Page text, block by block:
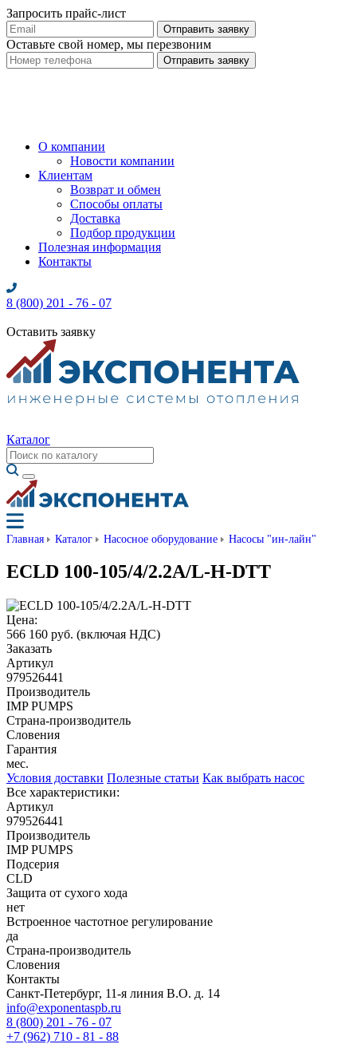
Запросить прайс-лист
Оставьте свой номер, мы перезвоним
О компании
Новости компании
Клиентам
Возврат и обмен
Способы оплаты
Доставка
Подбор продукции
Полезная информация
Контакты
8 (800) 201 - 76 - 07
Оставить заявку
Каталог
Главная Каталог Насосное оборудование Насосы "ин-лайн"
ECLD 100-105/4/2.2A/L-H-DTT
Цена:
566 160 руб. (включая НДС)
Заказать
Артикул
979526441
Производитель
IMP PUMPS
Страна-производитель
Словения
Гарантия
мес.
Условия доставки Полезные статьи Как выбрать насос
Все характеристики:
Артикул
979526441
Производитель
IMP PUMPS
Подсерия
CLD
Защита от сухого хода
нет
Встроенное частотное регулирование
да
Страна-производитель
Словения
Контакты
Санкт-Петербург, 11-я линия В.О. д. 14
info@exponentaspb.ru
8 (800) 201 - 76 - 07
+7 (962) 710 - 81 - 88